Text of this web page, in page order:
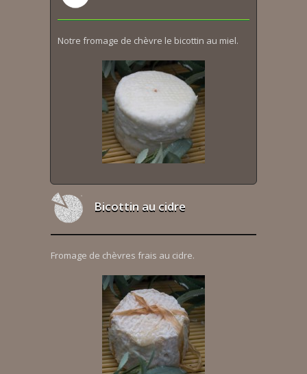
Notre fromage de chèvre le bicottin au miel.
Bicottin au cidre
Fromage de chèvres frais au cidre.